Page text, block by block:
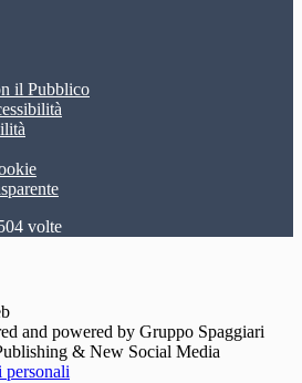
il Pubblico
volte
and powered by Gruppo Spaggiari
& New Social Media
personali